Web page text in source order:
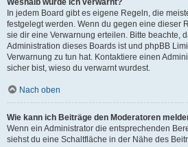
Weshalb wurde ich verwarnt?
In jedem Board gibt es eigene Regeln, die
festgelegt werden. Wenn du gegen eine dieser
sie dir eine Verwarnung erteilen. Bitte beachte,
Administration dieses Boards ist und phpBB
Verwarnung zu tun hat. Kontaktiere einen
sicher bist, wieso du verwarnt wurdest.
Nach oben
Wie kann ich Beiträge den Moderatoren
Wenn ein Administrator die entsprechenden
siehst du eine Schaltfläche in der Nähe des